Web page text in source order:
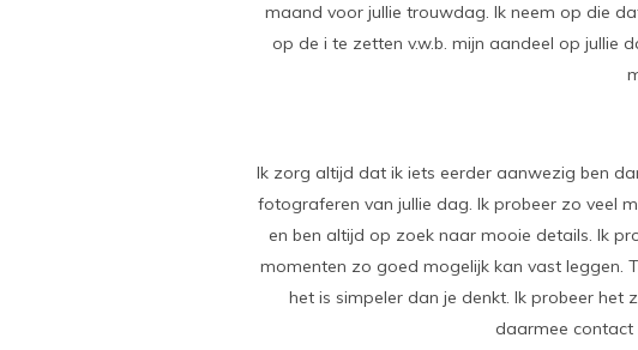
maand voor jullie trouwdag. Ik neem op die
op de i te zetten v.w.b. mijn aandeel op jullie
Ik zorg altijd dat ik iets eerder aanwezig ben
fotograferen van jullie dag. Ik probeer zo veel
en ben altijd op zoek naar mooie details. Ik
momenten zo goed mogelijk kan vast leggen.
het is simpeler dan je denkt. Ik probeer het
daarmee contact